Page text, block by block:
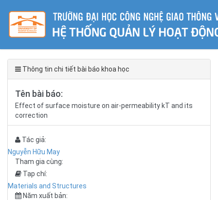
Thông tin chi tiết bài báo khoa học
Tên bài báo:
Effect of surface moisture on air-permeability kT and its
correction
Tác giả:
Nguyễn Hữu May
Tham gia cùng:
Tạp chí:
Materials and Structures
Năm xuất bản: